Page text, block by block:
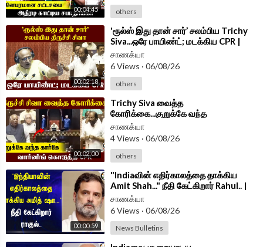
00:04:45 others
00:02:18
⁣'ரூல்ஸ் இது தான் சார்’ சலம்பிய Trichy
Siva...ஒரே பாயிண்ட்; மடக்கிய CPR |
Parliament 2026
சாணக்யா
6 Views · 06/08/26
others
00:02:00
⁣Trichy Siva வைத்த
கோரிக்கை...குறுக்கே வந்த
கார்கே...வார்னிங் கொடுத்த CPR |
Parliament 2026
சாணக்யா
4 Views · 06/08/26
others
00:00:59
⁣"Indiaவின் எதிர்காலத்தை தாக்கிய
Amit Shah..." நீதி கேட்கிறார் Rahul.. |
BJP | Congress
சாணக்யா
6 Views · 06/08/26
News Bulletins